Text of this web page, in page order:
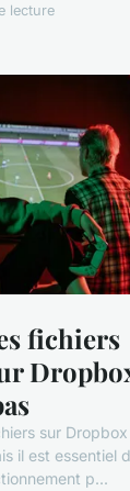
lecture
fichiers
sur
il est essentiel
p...